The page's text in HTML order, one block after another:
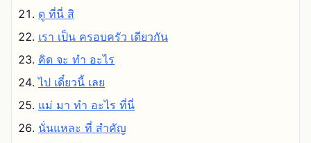
ดู ที่นี่ สิ
เรา เป็น ครอบครัว เดียวกัน
คิด จะ ทํา อะไร
ไป เดี๋ยวนี้ เลย
แม่ มา ทํา อะไร ที่นี่
นั่นแหละ ที่ สําคัญ